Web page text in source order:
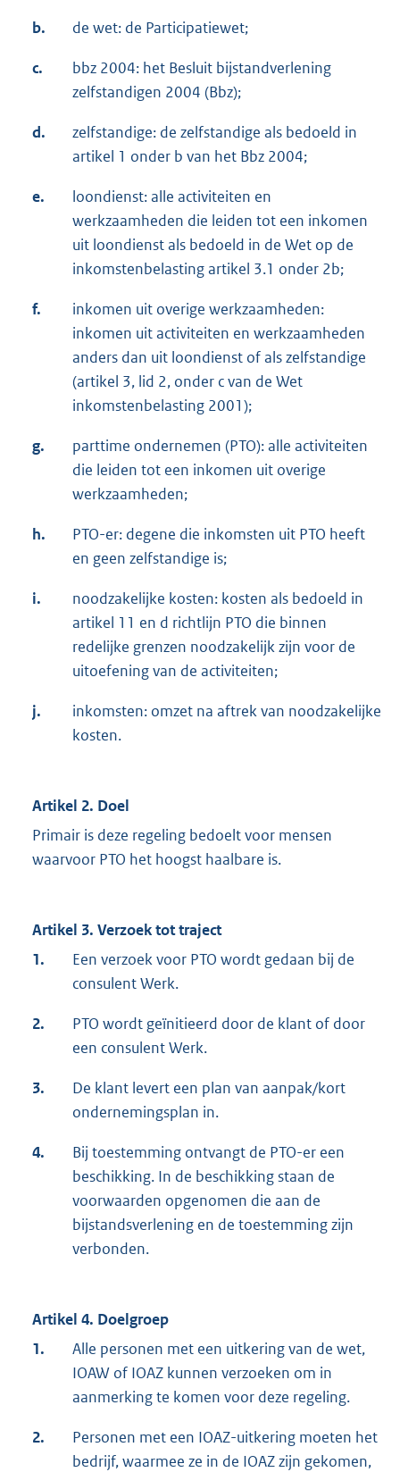
b. de wet: de Participatiewet;
c.
bbz 2004: het Besluit bijstandverlening
zelfstandigen 2004 (Bbz);
d.
zelfstandige: de zelfstandige als bedoeld in
artikel 1 onder b van het Bbz 2004;
e.
loondienst: alle activiteiten en
werkzaamheden die leiden tot een inkomen
uit loondienst als bedoeld in de Wet op de
inkomstenbelasting artikel 3.1 onder 2b;
f.
inkomen uit overige werkzaamheden:
inkomen uit activiteiten en werkzaamheden
anders dan uit loondienst of als zelfstandige
(artikel 3, lid 2, onder c van de Wet
inkomstenbelasting 2001);
g.
parttime ondernemen (PTO): alle activiteiten
die leiden tot een inkomen uit overige
werkzaamheden;
h.
PTO-er: degene die inkomsten uit PTO heeft
en geen zelfstandige is;
i.
noodzakelijke kosten: kosten als bedoeld in
artikel 11 en d richtlijn PTO die binnen
redelijke grenzen noodzakelijk zijn voor de
uitoefening van de activiteiten;
j.
inkomsten: omzet na aftrek van noodzakelijke
kosten.
Artikel 2. Doel
Primair is deze regeling bedoelt voor mensen
waarvoor PTO het hoogst haalbare is.
Artikel 3. Verzoek tot traject
1.
Een verzoek voor PTO wordt gedaan bij de
consulent Werk.
2.
PTO wordt geïnitieerd door de klant of door
een consulent Werk.
3.
De klant levert een plan van aanpak/kort
ondernemingsplan in.
4.
Bij toestemming ontvangt de PTO-er een
beschikking. In de beschikking staan de
voorwaarden opgenomen die aan de
bijstandsverlening en de toestemming zijn
verbonden.
Artikel 4. Doelgroep
1.
Alle personen met een uitkering van de wet,
IOAW of IOAZ kunnen verzoeken om in
aanmerking te komen voor deze regeling.
2.
Personen met een IOAZ-uitkering moeten het
bedrijf, waarmee ze in de IOAZ zijn gekomen,